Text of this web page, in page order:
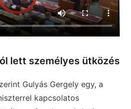
lett személyes ütközés
Gulyás Gergely egy, a
kapcsolatos